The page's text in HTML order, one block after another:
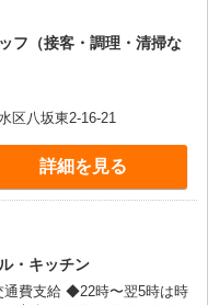
フ（接客・調理・清掃な
区八坂東2-16-21
詳細を見る
・キッチン
通費支給 ◆22時〜翌5時は時